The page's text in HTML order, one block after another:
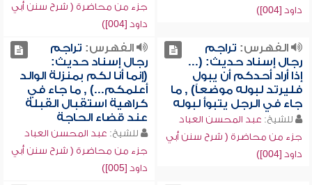
داود [004])
جزء من محاضرة ( شرح سنن أبي
داود [004])
الفهرس: تراجم
رجال إسناد حديث: (...
إذا أراد أحدكم أن يبول
فليرتد لبوله موضعاً) , ما
جاء في الرجل يتبوأ لبوله
للشيخ: عبد المحسن العباد
جزء من محاضرة ( شرح سنن أبي
داود [004])
الفهرس: تراجم
رجال إسناد حديث:
(إنما أنا لكم بمنزلة الوالد
أعلمكم...) , ما جاء في
كراهية استقبال القبلة
عند قضاء الحاجة
للشيخ: عبد المحسن العباد
جزء من محاضرة ( شرح سنن أبي
داود [005])